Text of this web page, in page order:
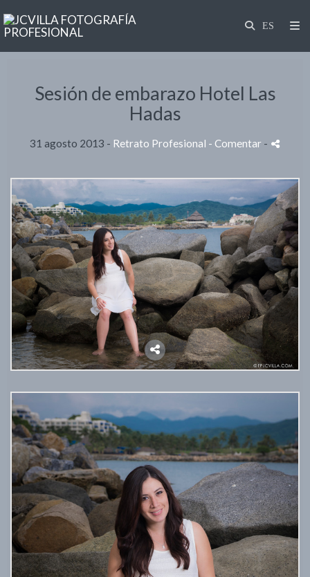
Sesión de embarazo Hotel Las
Hadas
31 agosto 2013 - Retrato Profesional - Comentar -